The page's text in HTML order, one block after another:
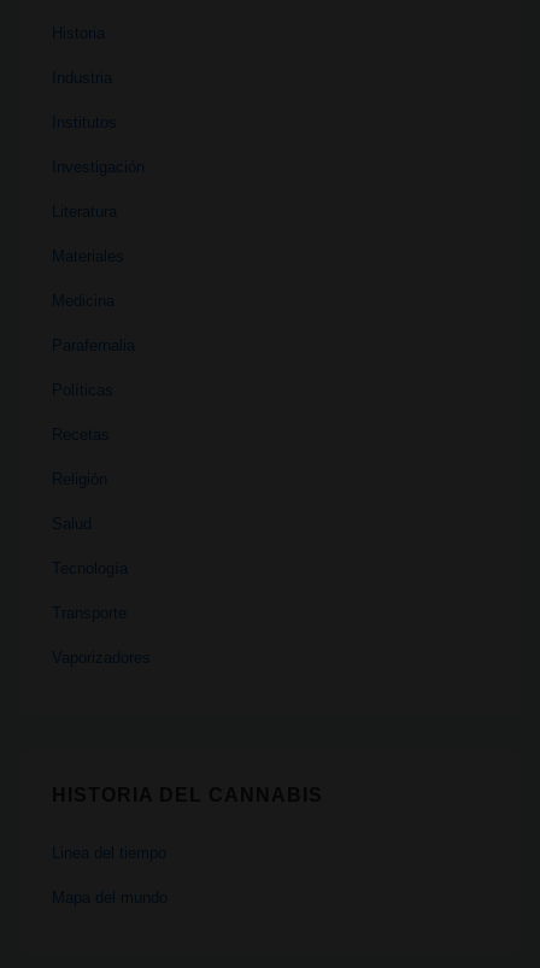
Historia
Industria
Institutos
Investigación
Literatura
Materiales
Medicina
Parafernalia
Políticas
Recetas
Religión
Salud
Tecnología
Transporte
Vaporizadores
Linea del tiempo
Mapa del mundo